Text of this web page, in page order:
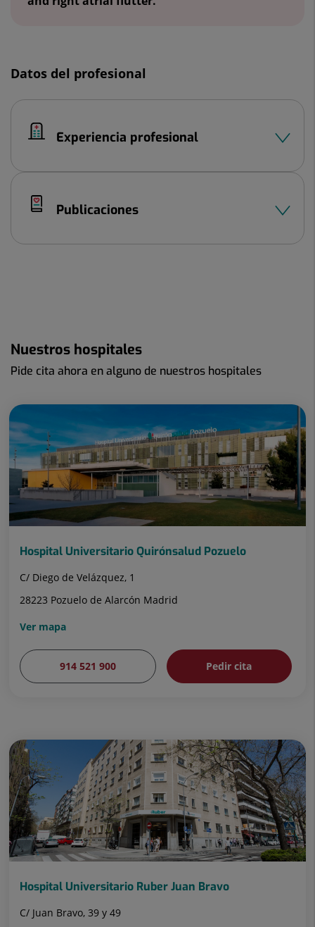
Datos del profesional
Experiencia profesional
Publicaciones
Nuestros hospitales
Pide cita ahora en alguno de nuestros hospitales
Hospital Universitario Quirónsalud Pozuelo
C/ Diego de Velázquez, 1
28223 Pozuelo de Alarcón Madrid
Ver mapa
914 521 900 Pedir cita
Hospital Universitario Ruber Juan Bravo
C/ Juan Bravo, 39 y 49